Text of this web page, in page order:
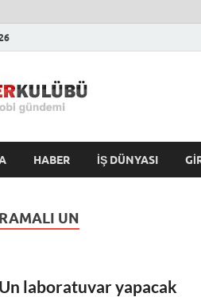
HABER İŞ DÜNYASI
UN
laboratuvar yapacak